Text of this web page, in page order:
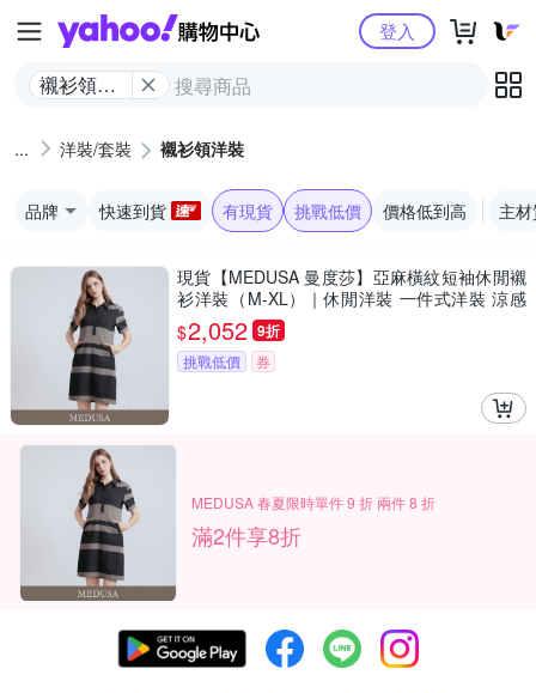
Yahoo購物中心
襯衫領洋
登入
洋裝/套裝 襯衫領洋裝
品牌 快速到貨 有現貨 挑戰低價 價格低到高 主
現貨【MEDUSA 曼度莎】亞麻橫紋短袖休閒襯
衫洋裝（M-XL）｜休閒洋裝 一件式洋裝 涼感
透氣亞麻
$2,052 9折
挑戰低價 券
MEDUSA 春夏限時單件 9 折 兩件 8 折
滿2件享8折